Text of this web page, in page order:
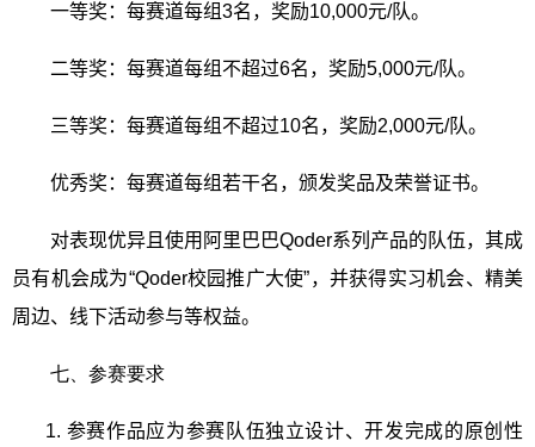
一等奖：每赛道每组3名，奖励10,000元/队。
二等奖：每赛道每组不超过6名，奖励5,000元/队。
三等奖：每赛道每组不超过10名，奖励2,000元/队。
优秀奖：每赛道每组若干名，颁发奖品及荣誉证书。
对表现优异且使用阿里巴巴Qoder系列产品的队伍，其成
员有机会成为“Qoder校园推广大使”，并获得实习机会、精美
周边、线下活动参与等权益。
七、参赛要求
1. 参赛作品应为参赛队伍独立设计、开发完成的原创性